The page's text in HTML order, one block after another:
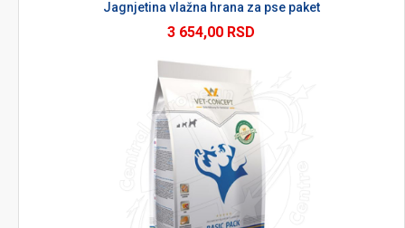
Jagnjetina vlažna hrana za pse paket
3 654,00 RSD